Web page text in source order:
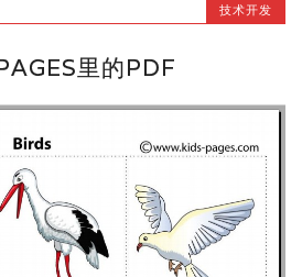
技术开发
里的PDF